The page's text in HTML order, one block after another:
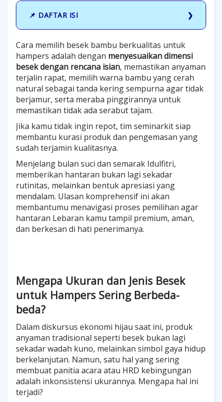
📌 DAFTAR ISI
Cara memilih besek bambu berkualitas untuk
hampers adalah dengan menyesuaikan dimensi
besek dengan rencana isian, memastikan anyaman
terjalin rapat, memilih warna bambu yang cerah
natural sebagai tanda kering sempurna agar tidak
berjamur, serta meraba pinggirannya untuk
memastikan tidak ada serabut tajam.
Jika kamu tidak ingin repot, tim seminarkit siap
membantu kurasi produk dan pengemasan yang
sudah terjamin kualitasnya.
Menjelang bulan suci dan semarak Idulfitri,
memberikan hantaran bukan lagi sekadar
rutinitas, melainkan bentuk apresiasi yang
mendalam. Ulasan komprehensif ini akan
membantumu menavigasi proses pemilihan agar
hantaran Lebaran kamu tampil premium, aman,
dan berkesan di hati penerimanya.
Mengapa Ukuran dan Jenis Besek
untuk Hampers Sering Berbeda-
beda?
Dalam diskursus ekonomi hijau saat ini, produk
anyaman tradisional seperti besek bukan lagi
sekadar wadah kuno, melainkan simbol gaya hidup
berkelanjutan. Namun, satu hal yang sering
membuat panitia acara atau HRD kebingungan
adalah inkonsistensi ukurannya. Mengapa hal ini
terjadi?